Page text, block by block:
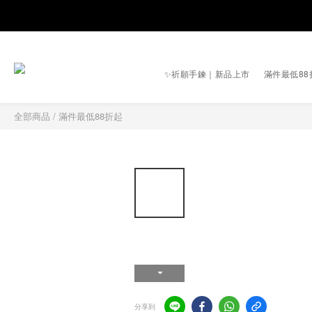
✨祈願手鍊｜新品上市 滿件最低88
全部商品 / 滿件最低88折起
分享到